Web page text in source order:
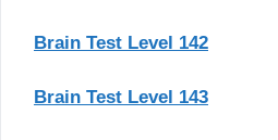
Brain Test Level 142
Brain Test Level 143